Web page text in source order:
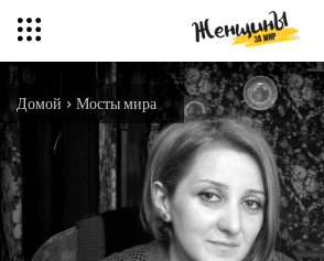
Домой Мосты мира